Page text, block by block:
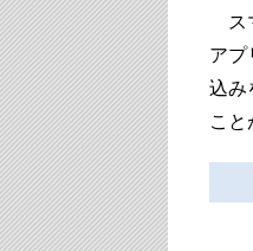
ス
アプ
込み
こと